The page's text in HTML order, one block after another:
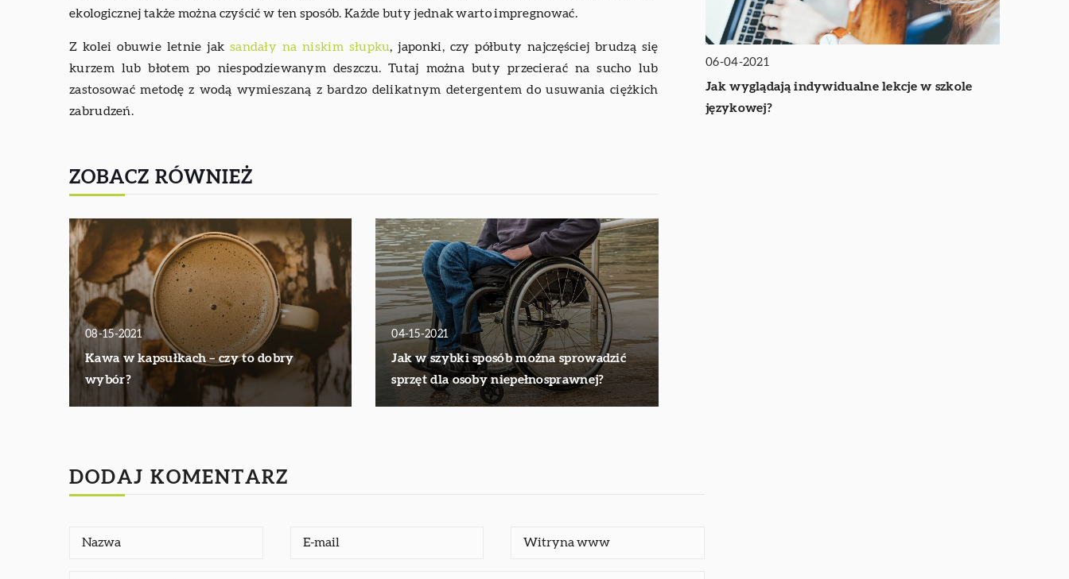
ekologicznej także można czyścić w ten sposób. Każde buty jednak warto impregnować.
Z kolei obuwie letnie jak sandały na niskim słupku, japonki, czy półbuty najczęściej brudzą się
kurzem lub błotem po niespodziewanym deszczu. Tutaj można buty przecierać na sucho lub
zastosować metodę z wodą wymieszaną z bardzo delikatnym detergentem do usuwania ciężkich
zabrudzeń.
ZOBACZ RÓWNIEŻ
08-15-2021
Kawa w kapsułkach – czy to dobry
wybór?
04-15-2021
Jak w szybki sposób można sprowadzić
sprzęt dla osoby niepełnosprawnej?
06-04-2021
Jak wyglądają indywidualne lekcje w szkole
językowej?
DODAJ KOMENTARZ